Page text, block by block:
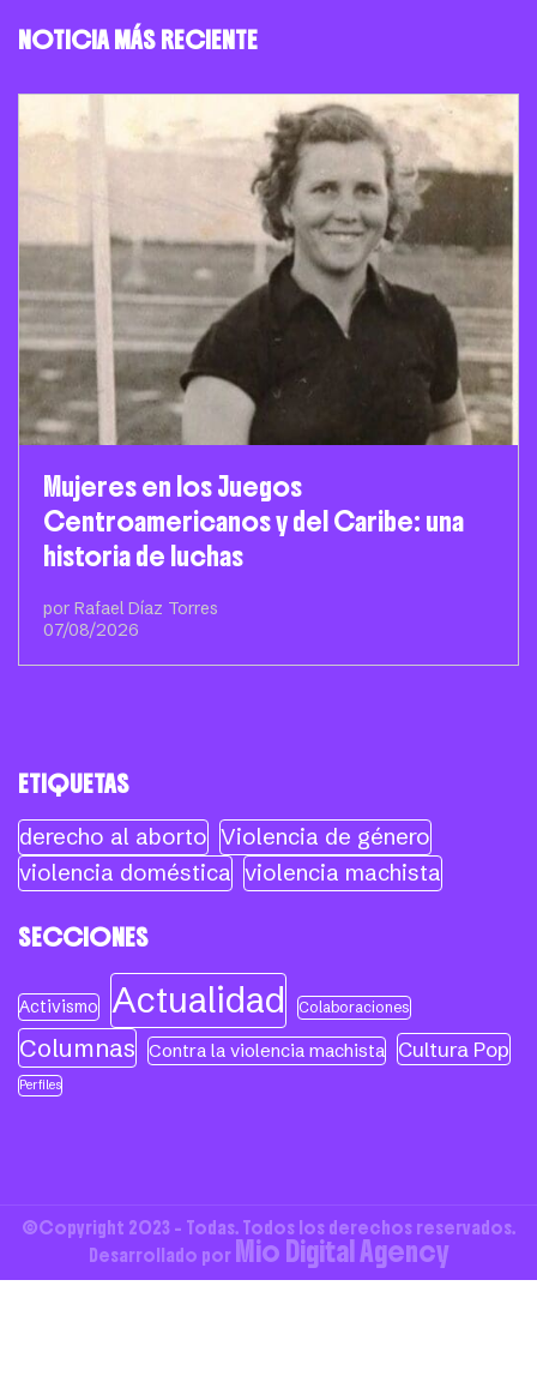
NOTICIA MÁS RECIENTE
Mujeres en los Juegos
Centroamericanos y del Caribe: una
historia de luchas
por Rafael Díaz Torres
07/08/2026
ETIQUETAS
derecho al aborto Violencia de género
violencia doméstica violencia machista
SECCIONES
Activismo Actualidad Colaboraciones
Columnas Contra la violencia machista Cultura Pop
Perfiles
©Copyright 2023 - Todas. Todos los derechos reservados.
Desarrollado por Mio Digital Agency